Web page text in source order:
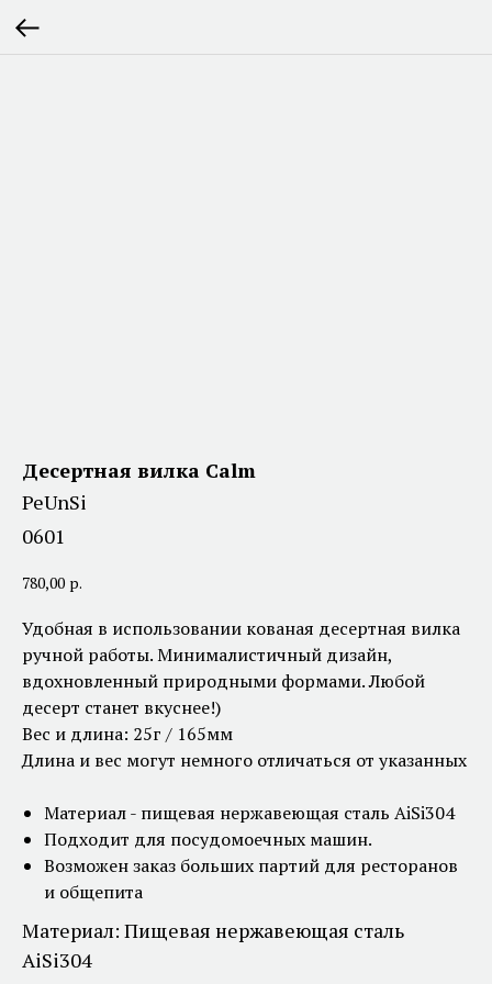
Десертная вилка Calm
PeUnSi
0601
780,00 р.
Удобная в использовании кованая десертная вилка
ручной работы. Минималистичный дизайн,
вдохновленный природными формами. Любой
десерт станет вкуснее!)
Вес и длина: 25г / 165мм
Длина и вес могут немного отличаться от указанных
Материал - пищевая нержавеющая сталь AiSi304
Подходит для посудомоечных машин.
Возможен заказ больших партий для ресторанов
и общепита
Материал: Пищевая нержавеющая сталь
AiSi304